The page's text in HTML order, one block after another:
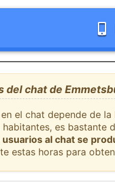
del chat de
el chat depende de
habitantes, es
al chat se
estas horas para